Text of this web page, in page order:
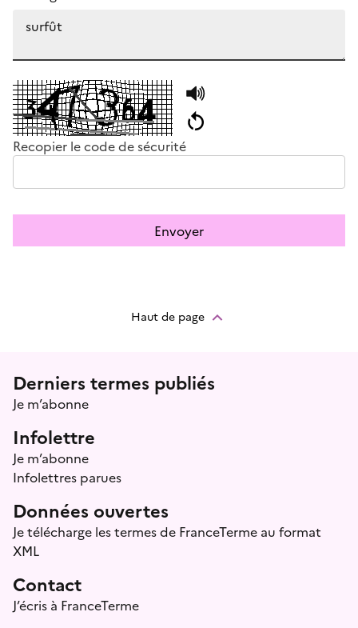
Recopier le code de sécurité
Envoyer
Haut de page
Menu prefooter
Derniers termes publiés
Je m’abonne
Infolettre
Je m’abonne
Infolettres parues
Données ouvertes
Je télécharge les termes de FranceTerme au format
XML
Contact
J’écris à FranceTerme